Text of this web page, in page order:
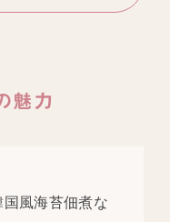
魅力
風海苔佃煮な